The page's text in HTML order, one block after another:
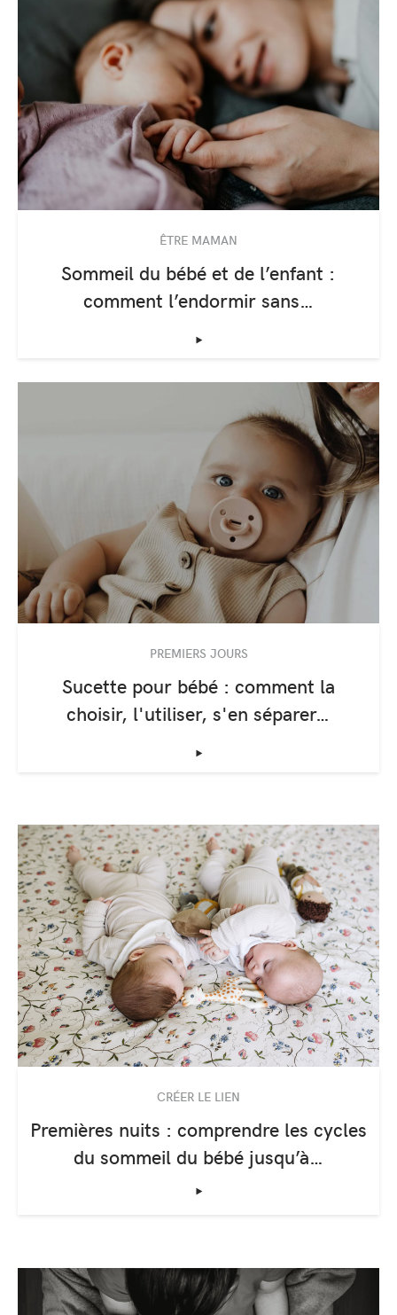
ÊTRE MAMAN
Sommeil du bébé et de l’enfant :
comment l’endormir sans…
‣
PREMIERS JOURS
Sucette pour bébé : comment la
choisir, l'utiliser, s'en séparer…
‣
CRÉER LE LIEN
Premières nuits : comprendre les cycles
du sommeil du bébé jusqu’à…
‣